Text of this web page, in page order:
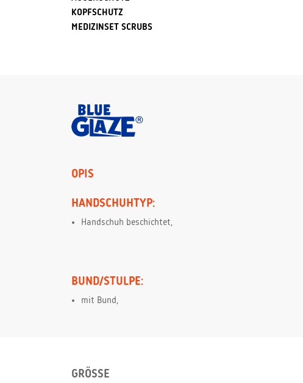
KOPFSCHUTZ
MEDIZINSET SCRUBS
OPIS
HANDSCHUHTYP:
Handschuh beschichtet,
BUND/STULPE:
mit Bund,
GRÖSSE